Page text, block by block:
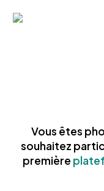
Vous êtes
souhaitez
première